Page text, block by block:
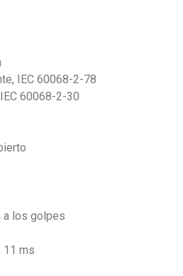
IEC 60068-2-78
60068-2-30
a los golpes
11 ms